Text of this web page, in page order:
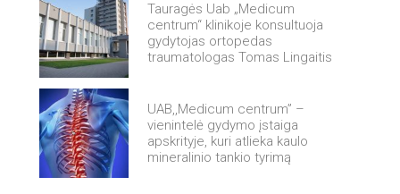
Tauragės Uab „Medicum
centrum“ klinikoje konsultuoja
gydytojas ortopedas
traumatologas Tomas Lingaitis
UAB,,Medicum centrum” –
vienintelė gydymo įstaiga
apskrityje, kuri atlieka kaulo
mineralinio tankio tyrimą